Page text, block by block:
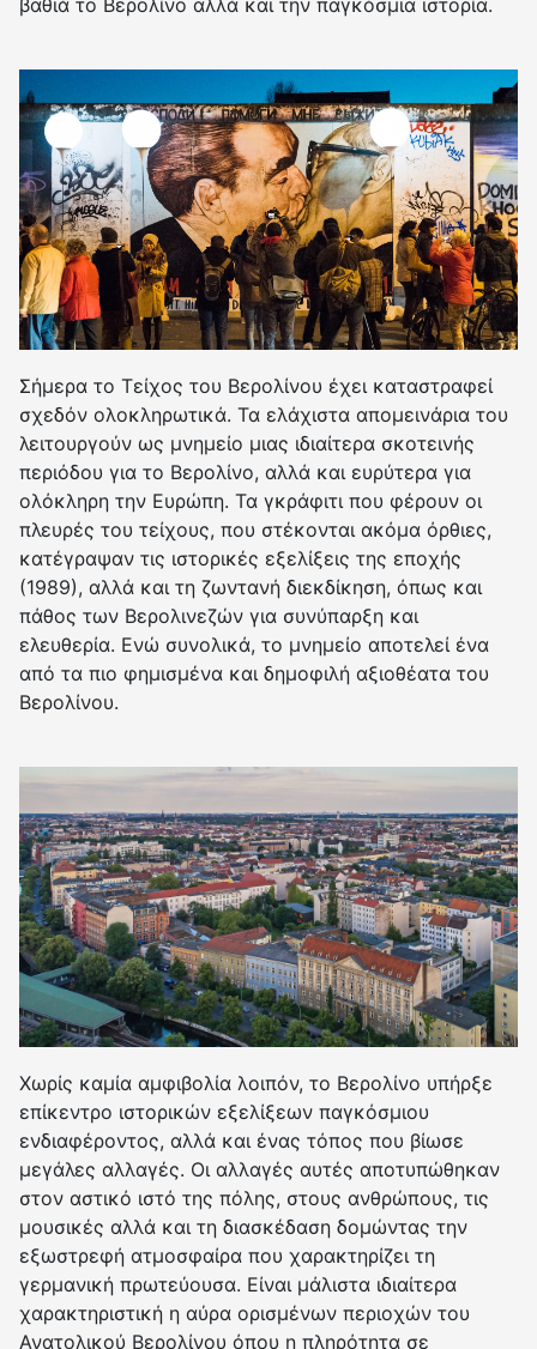
βαθιά το Βερολίνο αλλά και την παγκόσμια ιστορία.
Σήμερα το Τείχος του Βερολίνου έχει καταστραφεί
σχεδόν ολοκληρωτικά. Τα ελάχιστα απομεινάρια του
λειτουργούν ως μνημείο μιας ιδιαίτερα σκοτεινής
περιόδου για το Βερολίνο, αλλά και ευρύτερα για
ολόκληρη την Ευρώπη. Τα γκράφιτι που φέρουν οι
πλευρές του τείχους, που στέκονται ακόμα όρθιες,
κατέγραψαν τις ιστορικές εξελίξεις της εποχής
(1989), αλλά και τη ζωντανή διεκδίκηση, όπως και
πάθος των Βερολινεζών για συνύπαρξη και
ελευθερία. Ενώ συνολικά, το μνημείο αποτελεί ένα
από τα πιο φημισμένα και δημοφιλή αξιοθέατα του
Βερολίνου.
Χωρίς καμία αμφιβολία λοιπόν, το Βερολίνο υπήρξε
επίκεντρο ιστορικών εξελίξεων παγκόσμιου
ενδιαφέροντος, αλλά και ένας τόπος που βίωσε
μεγάλες αλλαγές. Οι αλλαγές αυτές αποτυπώθηκαν
στον αστικό ιστό της πόλης, στους ανθρώπους, τις
μουσικές αλλά και τη διασκέδαση δομώντας την
εξωστρεφή ατμοσφαίρα που χαρακτηρίζει τη
γερμανική πρωτεύουσα. Είναι μάλιστα ιδιαίτερα
χαρακτηριστική η αύρα ορισμένων περιοχών του
Ανατολικού Βερολίνου όπου η πληρότητα σε